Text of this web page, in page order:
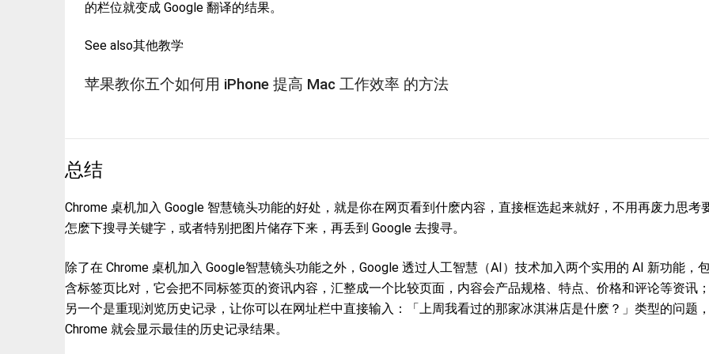
的栏位就变成 Google 翻译的结果。
See also其他教学
苹果教你五个如何用 iPhone 提高 Mac 工作效率 的方法
总结
Chrome 桌机加入 Google 智慧镜头功能的好处，就是你在网页看到什麽内容，直接框选起来就好，不用再废力思考
怎麽下搜寻关键字，或者特别把图片储存下来，再丢到 Google 去搜寻。
除了在 Chrome 桌机加入 Google智慧镜头功能之外，Google 透过人工智慧（AI）技术加入两个实用的 AI 新功能，
含标签页比对，它会把不同标签页的资讯内容，汇整成一个比较页面，内容会产品规格、特点、价格和评论等资讯；
另一个是重现浏览历史记录，让你可以在网址栏中直接输入：「上周我看过的那家冰淇淋店是什麽？」类型的问题，
Chrome 就会显示最佳的历史记录结果。